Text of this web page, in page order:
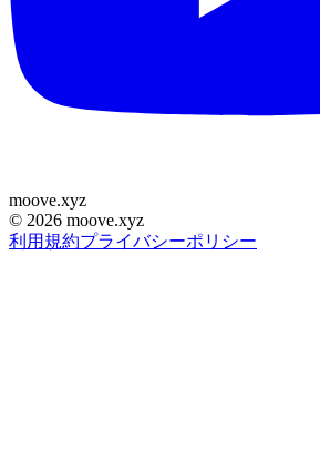
moove.xyz
© 2026 moove.xyz
利用規約プライバシーポリシー